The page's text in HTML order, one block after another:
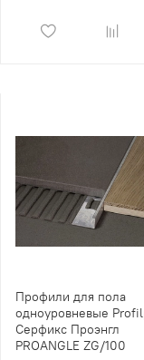
Профили для пола
одноуровневые
Серфикс Проэнгл
PROANGLE ZG/100